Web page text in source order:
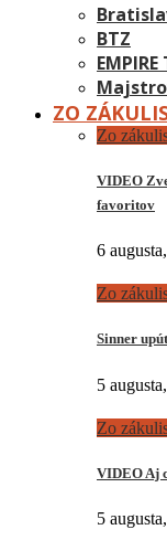
BTZ
ZO
Zo
VIDEO
favoritov
6
Zo
Sinner
5
Zo
VIDEO Aj
5